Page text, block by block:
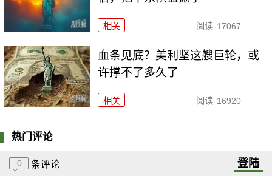
相关 阅读 17067
血条见底？美利坚这艘巨轮，或
许撑不了多久了
相关 阅读 16920
热门评论
0 条评论 登陆